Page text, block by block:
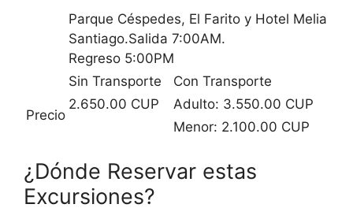
Parque Céspedes, El Farito y Hotel Melia
Santiago.Salida 7:00AM.
Regreso 5:00PM
Sin Transporte
Con Transporte
Precio
2.650.00 CUP
Adulto: 3.550.00 CUP
Menor: 2.100.00 CUP
¿Dónde Reservar estas
Excursiones?